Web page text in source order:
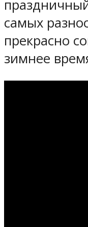
самых
прекрасно
зимнее